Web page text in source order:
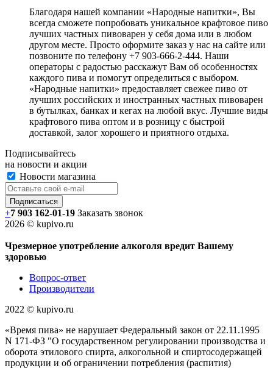
Благодаря нашей компании «Народные напитки», Вы
всегда сможете попробовать уникальное крафтовое пиво
лучших частных пивоварен у себя дома или в любом
другом месте. Просто оформите заказ у нас на сайте или
позвоните по телефону +7 903-666-2-444. Наши
операторы с радостью расскажут Вам об особенностях
каждого пива и помогут определиться с выбором.
«Народные напитки» предоставляет свежее пиво от
лучших российских и иностранных частных пивоварен
в бутылках, банках и кегах на любой вкус. Лучшие виды
крафтового пива оптом и в розницу с быстрой
доставкой, залог хорошего и приятного отдыха.
Подписывайтесь
на новости и акции
Новости магазина
+7 903 162-01-19 Заказать звонок
2026 © kupivo.ru
Чрезмерное употребление алкоголя вредит Вашему
здоровью
Вопрос-ответ
Производители
2022 ©️ kupivo.ru
«Время пива» не нарушает Федеральный закон от 22.11.1995
N 171-ФЗ "О государственном регулировании производства и
оборота этилового спирта, алкогольной и спиртосодержащей
продукции и об ограничении потребления (распития)